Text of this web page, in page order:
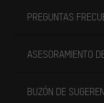
PREGUNTAS
ASESORAMIENTO
BUZÓN DE